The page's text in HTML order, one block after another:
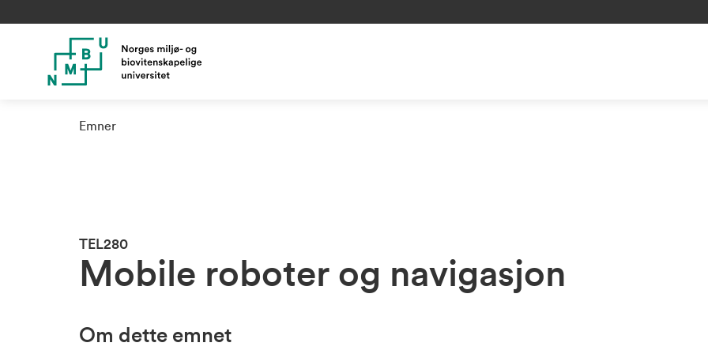
Emner
TEL280
Mobile roboter og navigasjon
Om dette emnet